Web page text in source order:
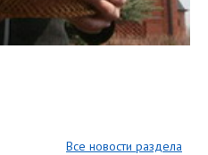
Все новости раздела